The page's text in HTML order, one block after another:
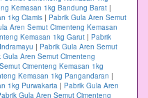
Kemasan 1kg Bandung Barat |
1kg Ciamis | Pabrik Gula Aren Semut
Aren Semut Cimenteng Kemasan
Kemasan 1kg Garut | Pabrik
| Pabrik Gula Aren Semut
Gula Aren Semut Cimenteng
Cimenteng Kemasan 1kg
Kemasan 1kg Pangandaran |
1kg Purwakarta | Pabrik Gula Aren
Gula Aren Semut Cimenteng